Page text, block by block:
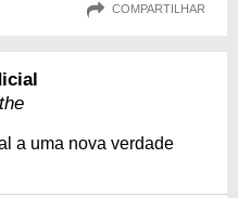
COMPARTILHAR
a uma nova verdade